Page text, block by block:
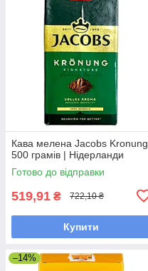
Кава мелена Jacobs Kronung
500 грамів | Нідерланди
Готово до відправки
519,91 ₴ 722,10 ₴
Купити
–14%